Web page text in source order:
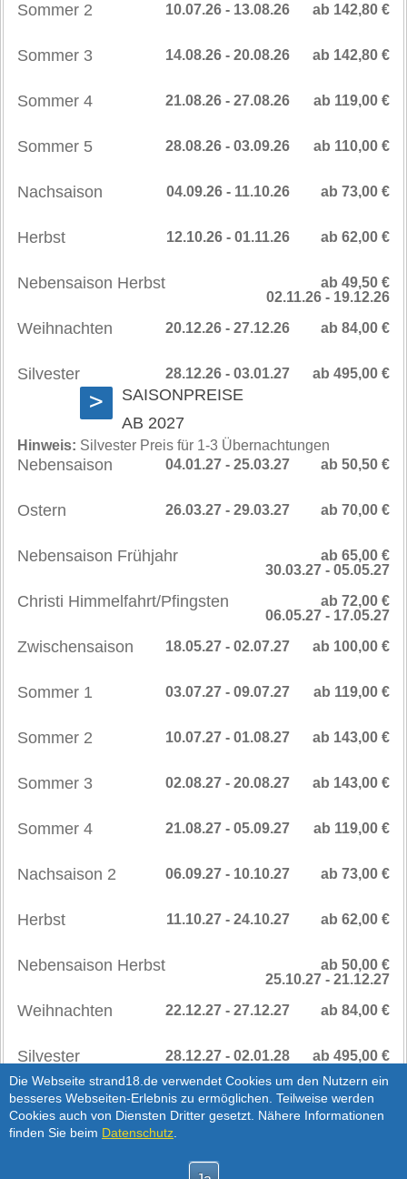
Die Webseite strand18.de verwendet Cookies um den Nutzern ein
besseres Webseiten-Erlebnis zu ermöglichen. Teilweise werden
Cookies auch von Diensten Dritter gesetzt. Nähere Informationen
finden Sie beim Datenschutz
Sommer 2 ab 142,80 €
10.07.26 - 13.08.26
Sommer 3 ab 142,80 €
14.08.26 - 20.08.26
Sommer 4 ab 119,00 €
21.08.26 - 27.08.26
Sommer 5 ab 110,00 €
28.08.26 - 03.09.26
Nachsaison ab 73,00 €
04.09.26 - 11.10.26
Herbst ab 62,00 €
12.10.26 - 01.11.26
Nebensaison Herbst
ab 49,50 €
02.11.26 - 19.12.26
Weihnachten ab 84,00 €
20.12.26 - 27.12.26
Silvester ab 495,00 €
28.12.26 - 03.01.27
>
SAISONPREISE
AB 2027
Hinweis: Silvester Preis für 1-3 Übernachtungen
Nebensaison ab 50,50 €
04.01.27 - 25.03.27
Ostern ab 70,00 €
26.03.27 - 29.03.27
Nebensaison Frühjahr
ab 65,00 €
30.03.27 - 05.05.27
Christi Himmelfahrt/Pfingsten
ab 72,00 €
06.05.27 - 17.05.27
Zwischensaison ab 100,00 €
18.05.27 - 02.07.27
Sommer 1 ab 119,00 €
03.07.27 - 09.07.27
Sommer 2 ab 143,00 €
10.07.27 - 01.08.27
Sommer 3 ab 143,00 €
02.08.27 - 20.08.27
Sommer 4 ab 119,00 €
21.08.27 - 05.09.27
Nachsaison 2 ab 73,00 €
06.09.27 - 10.10.27
Herbst ab 62,00 €
11.10.27 - 24.10.27
Nebensaison Herbst
ab 50,00 €
25.10.27 - 21.12.27
Weihnachten ab 84,00 €
22.12.27 - 27.12.27
Silvester ab 495,00 €
28.12.27 - 02.01.28
>
SAISONPREISE
AB 2028
Hinweis:Silvester Preis für 1-3 Übernachtungen